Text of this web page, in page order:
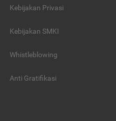
Kebijakan Privasi
Kebijakan SMKI
Whistleblowing
Anti Gratifikasi